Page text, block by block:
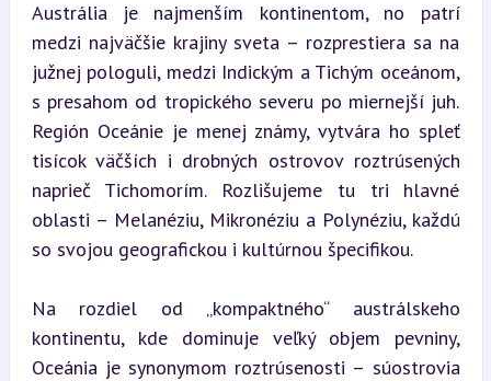
Austrália je najmenším kontinentom, no patrí
medzi najväčšie krajiny sveta – rozprestiera sa na
južnej pologuli, medzi Indickým a Tichým oceánom,
s presahom od tropického severu po miernejší juh.
Región Oceánie je menej známy, vytvára ho spleť
tisícok väčších i drobných ostrovov roztrúsených
naprieč Tichomorím. Rozlišujeme tu tri hlavné
oblasti – Melanéziu, Mikronéziu a Polynéziu, každú
so svojou geografickou i kultúrnou špecifikou.
Na rozdiel od „kompaktného“ austrálskeho
kontinentu, kde dominuje veľký objem pevniny,
Oceánia je synonymom roztrúsenosti – súostrovia